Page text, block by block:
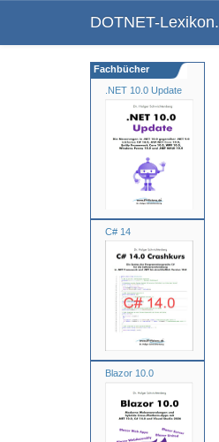
DOTNET-
.NET 10.0 Update
C# 14
Blazor 10.0
Fachbücher